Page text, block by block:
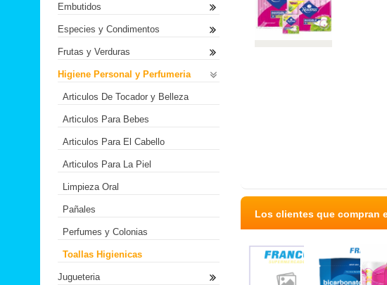
Los clientes que compran
Embutidos
Especies y Condimentos
Frutas y Verduras
Higiene Personal y Perfumeria
Articulos De Tocador y Belleza
Articulos Para Bebes
Articulos Para El Cabello
Articulos Para La Piel
Limpieza Oral
Pañales
Perfumes y Colonias
Toallas Higienicas
Jugueteria